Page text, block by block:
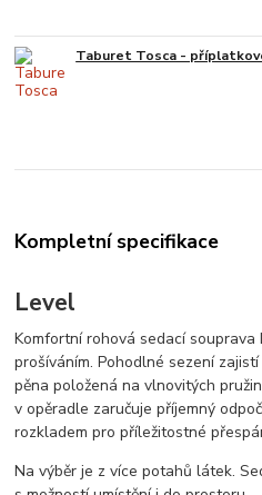
Taburet Tosca -
Kompletní specifikace
Level
Komfortní rohová sedací souprava
prošíváním. Pohodlné sezení
pěna položená na vlnovitých
v opěradle zaručuje příjemný
rozkladem pro příležitostné
Na výběr je z více potahů látek.